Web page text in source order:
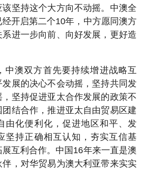
坚持这个大方向不动摇。中澳全
开启第二个10年，中方愿同澳方
进一步向前、向好发展，更好造
中澳双方首先要持续增进战略互
展的决心不会动摇，坚持共同发
坚持促进亚太合作发展的政策不
结合作，推进亚太自由贸易区建
由化便利化，促进地区和平、发
坚持正确相互认知，夯实互信基
互利合作。中国16年来一直是澳
，对华贸易为澳大利亚带来实实